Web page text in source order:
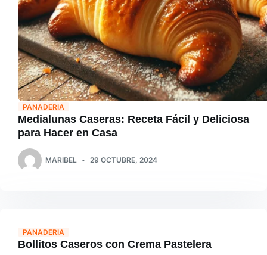
PANADERIA
Medialunas Caseras: Receta Fácil y Deliciosa
para Hacer en Casa
MARIBEL 29 OCTUBRE, 2024
PANADERIA
Bollitos Caseros con Crema Pastelera